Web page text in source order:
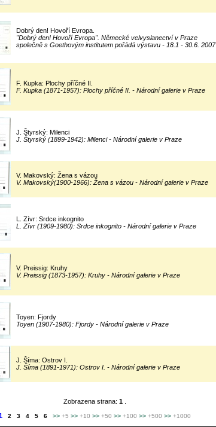
Dobrý den! Hovoří Evropa.
"Dobrý den! Hovoří Evropa". Německé velvyslanectví v Praze
společně s Goethovým institutem pořádá výstavu - 18.1 - 30.6. 2007
F. Kupka: Plochy příčné II.
F. Kupka (1871-1957): Plochy příčné II. - Národní galerie v Praze
J. Štyrský: Milenci
J. Štyrský (1899-1942): Milenci - Národní galerie v Praze
V. Makovský: Žena s vázou
V. Makovský(1900-1966): Žena s vázou - Národní galerie v Praze
L. Zívr: Srdce inkognito
L. Zívr (1909-1980): Srdce inkognito - Národní galerie v Praze
V. Preissig: Kruhy
V. Preissig (1873-1957): Kruhy - Národní galerie v Praze
Toyen: Fjordy
Toyen (1907-1980): Fjordy - Národní galerie v Praze
J. Šíma: Ostrov I.
J. Šíma (1891-1971): Ostrov I. - Národní galerie v Praze
Zobrazena strana: 1.
2 3 4 5 6 >> +5 >> +10 >> +50 >> +100 >> +500 >> +1000